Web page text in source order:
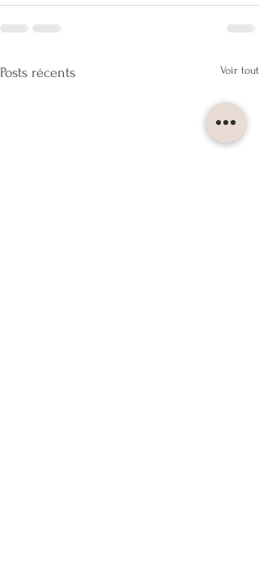
Posts récents Voir tout